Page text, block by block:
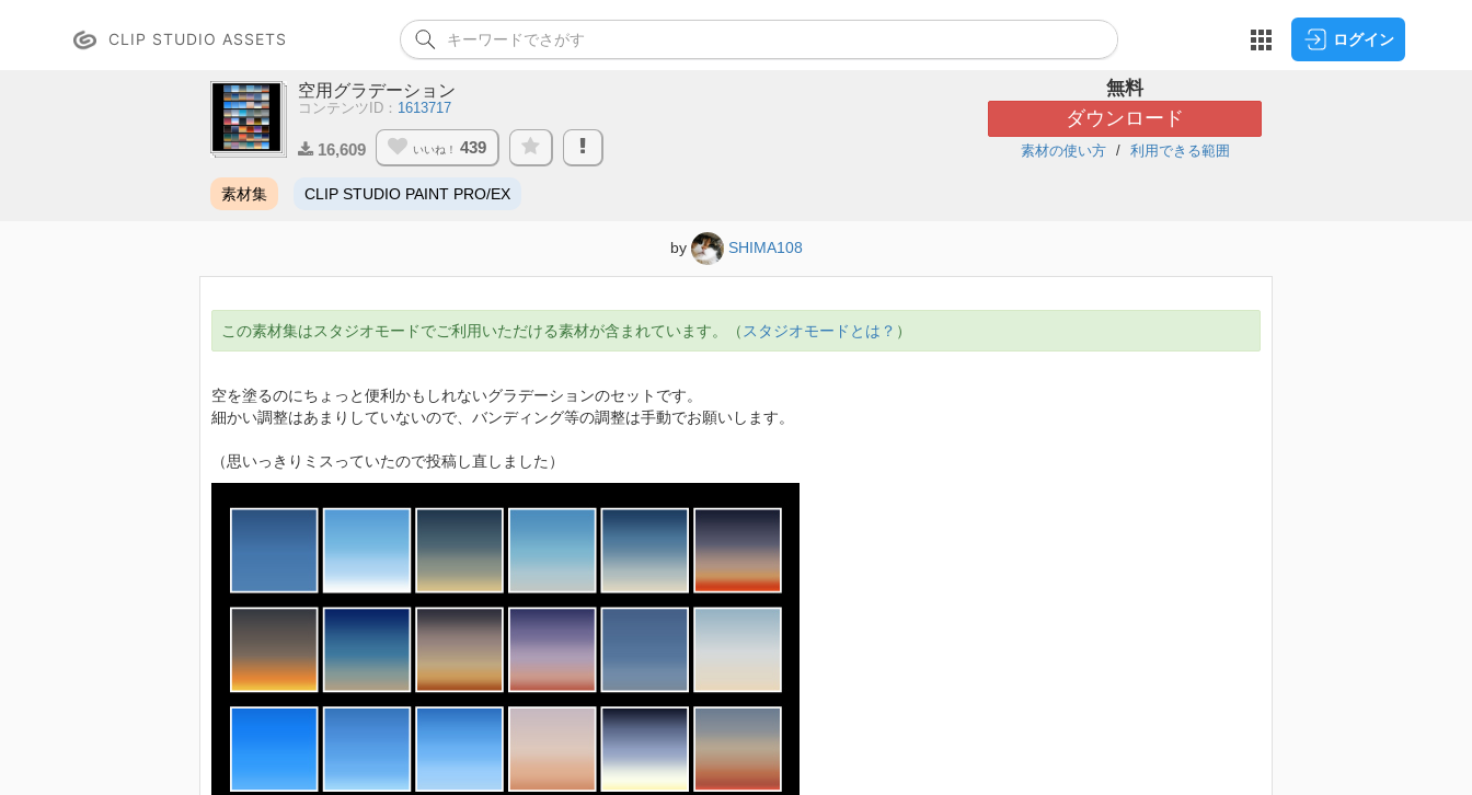
CLIP STUDIO ASSETS ログイン
空用グラデーション
コンテンツID： 1613717
16,609 いいね！ 439
無料
ダウンロード
素材の使い方 利用できる範囲
素材集 CLIP STUDIO PAINT PRO/EX
by SHIMA108
この素材集はスタジオモードでご利用いただける素材が含まれています。（ スタジオモードとは？ ）
空を塗るのにちょっと便利かもしれないグラデーションのセットです。
細かい調整はあまりしていないので、バンディング等の調整は手動でお願いします。
（思いっきりミスっていたので投稿し直しました）